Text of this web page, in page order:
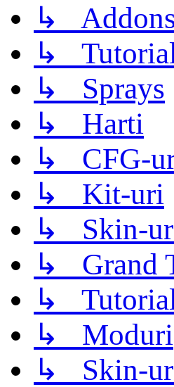
↳
↳
↳ Sprays
↳ Harti
↳ CFG-
↳ Kit-uri
↳ Skin-
↳ Grand
↳
↳ Moduri
↳ Skin-